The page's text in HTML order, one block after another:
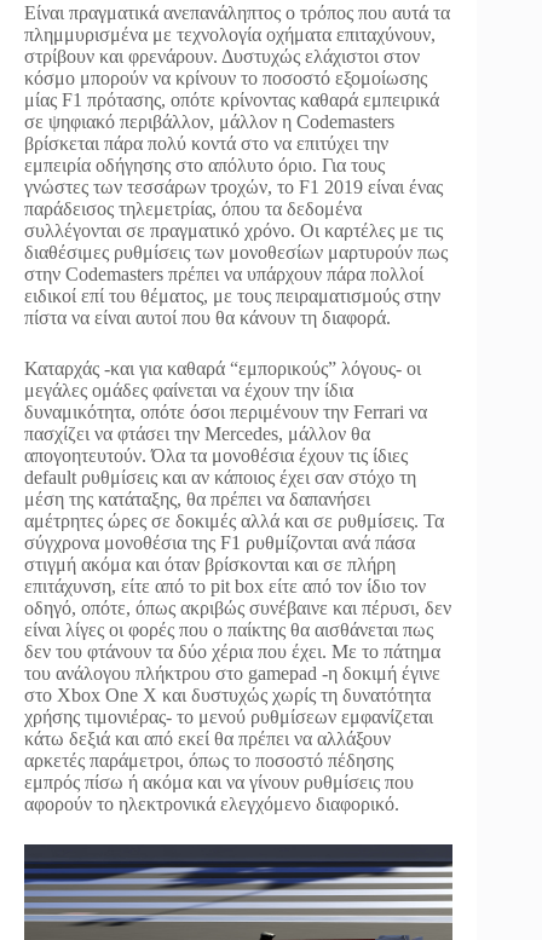
Είναι πραγματικά ανεπανάληπτος ο τρόπος που αυτά τα
πλημμυρισμένα με τεχνολογία οχήματα επιταχύνουν,
στρίβουν και φρενάρουν. Δυστυχώς ελάχιστοι στον
κόσμο μπορούν να κρίνουν το ποσοστό εξομοίωσης
μίας F1 πρότασης, οπότε κρίνοντας καθαρά εμπειρικά
σε ψηφιακό περιβάλλον, μάλλον η Codemasters
βρίσκεται πάρα πολύ κοντά στο να επιτύχει την
εμπειρία οδήγησης στο απόλυτο όριο. Για τους
γνώστες των τεσσάρων τροχών, το F1 2019 είναι ένας
παράδεισος τηλεμετρίας, όπου τα δεδομένα
συλλέγονται σε πραγματικό χρόνο. Οι καρτέλες με τις
διαθέσιμες ρυθμίσεις των μονοθεσίων μαρτυρούν πως
στην Codemasters πρέπει να υπάρχουν πάρα πολλοί
ειδικοί επί του θέματος, με τους πειραματισμούς στην
πίστα να είναι αυτοί που θα κάνουν τη διαφορά.
Καταρχάς -και για καθαρά “εμπορικούς” λόγους- οι
μεγάλες ομάδες φαίνεται να έχουν την ίδια
δυναμικότητα, οπότε όσοι περιμένουν την Ferrari να
πασχίζει να φτάσει την Mercedes, μάλλον θα
απογοητευτούν. Όλα τα μονοθέσια έχουν τις ίδιες
default ρυθμίσεις και αν κάποιος έχει σαν στόχο τη
μέση της κατάταξης, θα πρέπει να δαπανήσει
αμέτρητες ώρες σε δοκιμές αλλά και σε ρυθμίσεις. Τα
σύγχρονα μονοθέσια της F1 ρυθμίζονται ανά πάσα
στιγμή ακόμα και όταν βρίσκονται και σε πλήρη
επιτάχυνση, είτε από το pit box είτε από τον ίδιο τον
οδηγό, οπότε, όπως ακριβώς συνέβαινε και πέρυσι, δεν
είναι λίγες οι φορές που ο παίκτης θα αισθάνεται πως
δεν του φτάνουν τα δύο χέρια που έχει. Με το πάτημα
του ανάλογου πλήκτρου στο gamepad -η δοκιμή έγινε
στο Xbox One X και δυστυχώς χωρίς τη δυνατότητα
χρήσης τιμονιέρας- το μενού ρυθμίσεων εμφανίζεται
κάτω δεξιά και από εκεί θα πρέπει να αλλάξουν
αρκετές παράμετροι, όπως το ποσοστό πέδησης
εμπρός πίσω ή ακόμα και να γίνουν ρυθμίσεις που
αφορούν το ηλεκτρονικά ελεγχόμενο διαφορικό.